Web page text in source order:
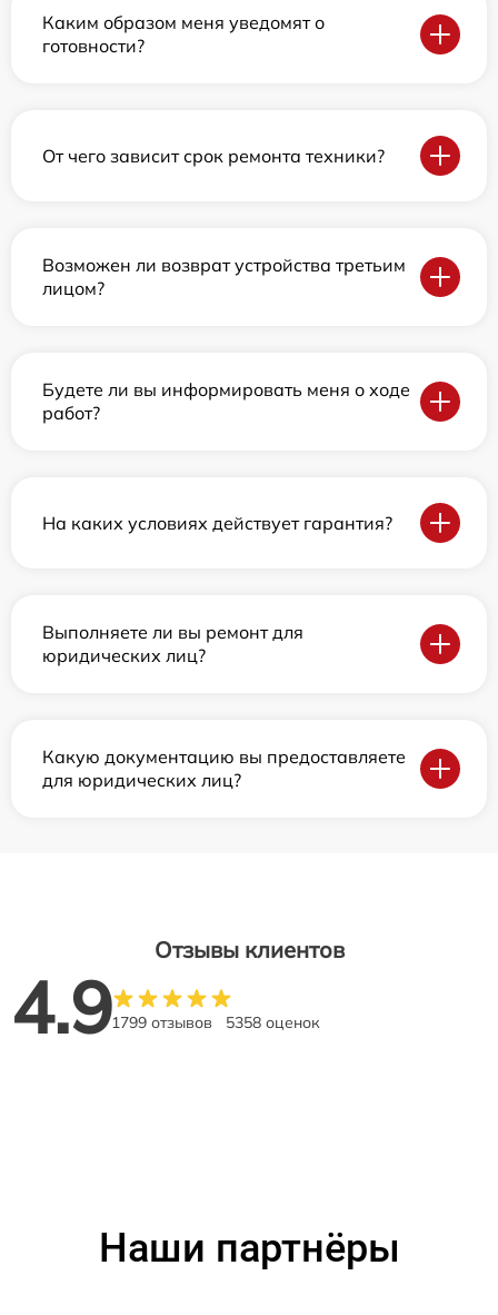
Каким образом меня уведомят о
готовности?
От чего зависит срок ремонта техники?
Возможен ли возврат устройства третьим
лицом?
Будете ли вы информировать меня о ходе
работ?
На каких условиях действует гарантия?
Выполняете ли вы ремонт для
юридических лиц?
Какую документацию вы предоставляете
для юридических лиц?
Отзывы клиентов
4.91799 отзывов 5358 оценок
Наши партнёры